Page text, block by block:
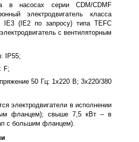
в насосах серии CDM/CDMF
электродвигатель класса
IE3 (IE2 по запросу) типа TEFC
с вентиляторным
IP55;
F;
50 Гц: 1х220 В; 3x220/380
электродвигатели в исполнении
фланцем); свыше 7,5 кВт – в
с большим фланцем).